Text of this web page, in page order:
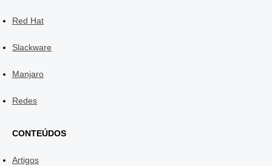
Red Hat
Slackware
Manjaro
Redes
CONTEÚDOS
Artigos